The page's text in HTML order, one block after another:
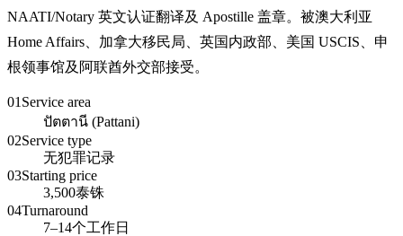
NAATI/Notary 英文认证翻译及 Apostille 盖章。被澳大利亚
Home Affairs、加拿大移民局、英国内政部、美国 USCIS、申
根领事馆及阿联酋外交部接受。
01 Service area
ปัตตานี (Pattani)
02Service type
无犯罪记录
03Starting price
3,500泰铢
04Turnaround
7–14个工作日